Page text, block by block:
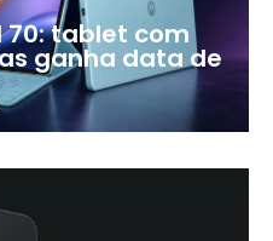
70: tablet com
ganha data de